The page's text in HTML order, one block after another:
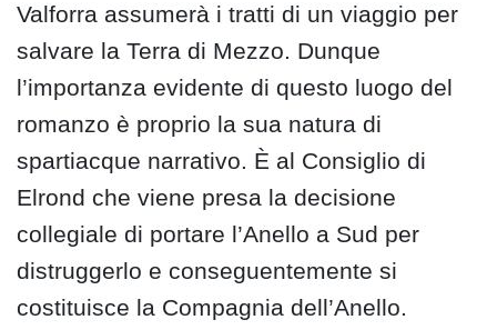
Valforra assumerà i tratti di un viaggio per
salvare la Terra di Mezzo. Dunque
l’importanza evidente di questo luogo del
romanzo è proprio la sua natura di
spartiacque narrativo. È al Consiglio di
Elrond che viene presa la decisione
collegiale di portare l’Anello a Sud per
distruggerlo e conseguentemente si
costituisce la Compagnia dell’Anello.